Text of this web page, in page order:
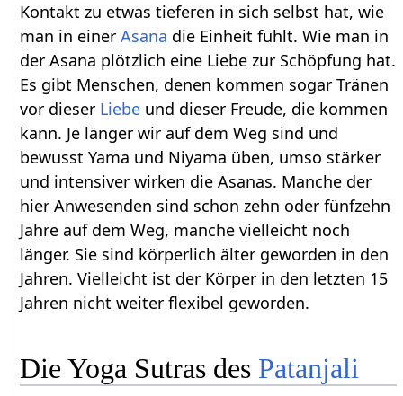
Kontakt zu etwas tieferen in sich selbst hat, wie
man in einerAsana die Einheit fühlt. Wie man in
der Asana plötzlich eine Liebe zur Schöpfung hat.
Es gibt Menschen, denen kommen sogar Tränen
vor dieser Liebe und dieser Freude, die kommen
kann. Je länger wir auf dem Weg sind und
bewusst Yama und Niyama üben, umso stärker
und intensiver wirken die Asanas. Manche der
hier Anwesenden sind schon zehn oder fünfzehn
Jahre auf dem Weg, manche vielleicht noch
länger. Sie sind körperlich älter geworden in den
Jahren. Vielleicht ist der Körper in den letzten 15
Jahren nicht weiter flexibel geworden.
Die Yoga Sutras des Patanjali